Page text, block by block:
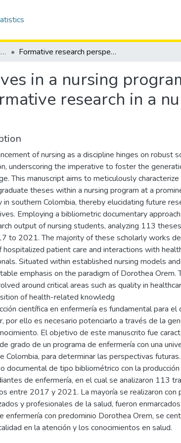
Revista: Ciencias Pedagógicas e Innovación - CPI / OAI-PMH Formative research perspectives in a nursing program at a colombian university: Perspectives of formative research in a nursing program at a Colombian university
in a nursing
research in a
of nursing as a discipline hinges on robust
underscoring the imperative to foster the
This manuscript aims to meticulously
theses within a nursing program at a
in southern Colombia, thereby elucidating future
Employing a bibliometric documentary
output of nursing students, analyzing 113
to 2021. The majority of these scholarly works
hospitalized patient care and interactions with
Situated within established nursing models
emphasis on the paradigm of Dorothea Orem.
around critical areas such as quality in
of health-related knowledg
científica en enfermería es fundamental para el
por ello es necesario potenciarlo a través de la
El objetivo de este manuscrito fue
grado de un programa de enfermería con una
Colombia, para determinar las perspectivas
documental de tipo bibliométrico con la
de enfermería, en el cual se analizaron 113
entre 2017 y 2021. La mayoría se realizaron con
y profesionales de la salud, fueron
enfermería con predominio Dorothea Orem, se
en la atención y los conocimientos en salud.